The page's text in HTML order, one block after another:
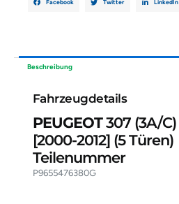
Facebook Twitter LinkedIn
Beschreibung
Fahrzeugdetails
PEUGEOT307 (3A/C)
[2000-2012] (5 Türen)
Teilenummer
P9655476380G